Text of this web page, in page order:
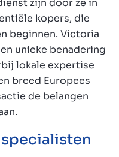
zijn door ze in
kopers, die
beginnen. Victoria
unieke benadering
lokale expertise
breed Europees
de belangen
specialisten